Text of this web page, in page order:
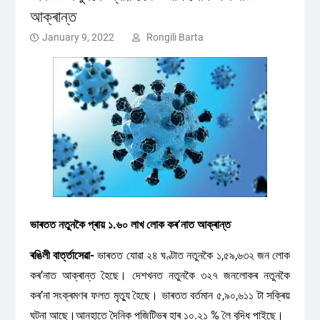
আক্ৰান্ত
January 9, 2022 Rongili Barta
ভাৰতত নতুনকৈ প্ৰায় ১.৬০ লাখ লোক কৰ’নাত আক্ৰান্ত
ৰঙিলী বাৰ্ত্তাসেৱা- ভাৰতত যোৱা ২৪ ঘণ্টাত নতুনকৈ ১,৫৯,৬৩২ জন লোক
কৰ’নাত আক্ৰান্ত হৈছে। দেশখনত নতুনকৈ ৩২৭ জনলোকৰ নতুনকৈ
কৰ’না সংক্ৰমণৰ ফলত মৃত্যু হৈছে। ভাৰতত বৰ্তমান ৫,৯০,৬১১ টা সক্ৰিয়
ঘটনা আছে।আনহাতে দৈনিক পজিটিভৰ হাৰ ১০.২১ % লৈ বৃদ্ধি পাইছে।